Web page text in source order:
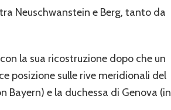
Neuschwanstein e Berg, tanto da
la sua ricostruzione dopo che un
posizione sulle rive meridionali del
Bayern) e la duchessa di Genova (in